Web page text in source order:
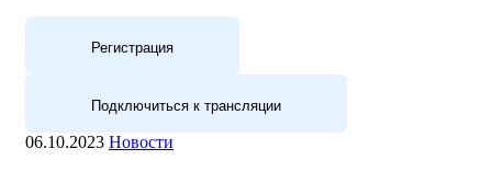
Регистрация
Подключиться к трансляции
06.10.2023 Новости